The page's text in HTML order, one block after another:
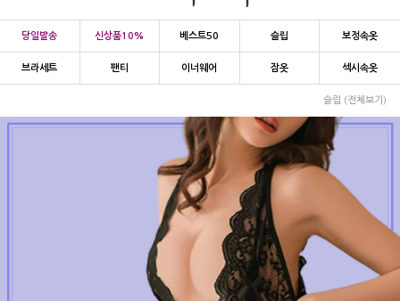
당일발송 신상품10% 베스트50 슬립 보정속옷
브라세트 팬티 이너웨어 잠옷 섹시속옷
슬립 (전체보기)